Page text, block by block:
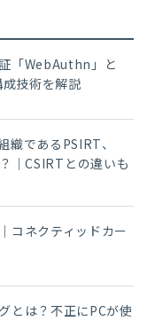
「WebAuthn」と
技術を解説
織であるPSIRT、
｜CSIRTとの違いも
コネクティッドカー
とは？不正にPCが使